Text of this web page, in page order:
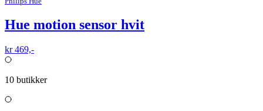
Hue motion sensor hvit
kr 469,-
10 butikker